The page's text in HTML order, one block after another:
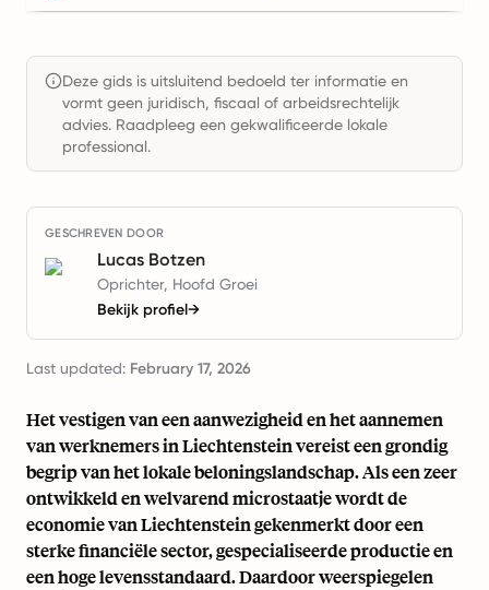
Deze gids is uitsluitend bedoeld ter informatie en
vormt geen juridisch, fiscaal of arbeidsrechtelijk
advies. Raadpleeg een gekwalificeerde lokale
professional.
GESCHREVEN DOOR
Lucas Botzen
Oprichter, Hoofd Groei
Bekijk profiel→
Last updated: February 17, 2026
Het vestigen van een aanwezigheid en het aannemen
van werknemers in Liechtenstein vereist een grondig
begrip van het lokale beloningslandschap. Als een zeer
ontwikkeld en welvarend microstaatje wordt de
economie van Liechtenstein gekenmerkt door een
sterke financiële sector, gespecialiseerde productie en
een hoge levensstandaard. Daardoor weerspiegelen